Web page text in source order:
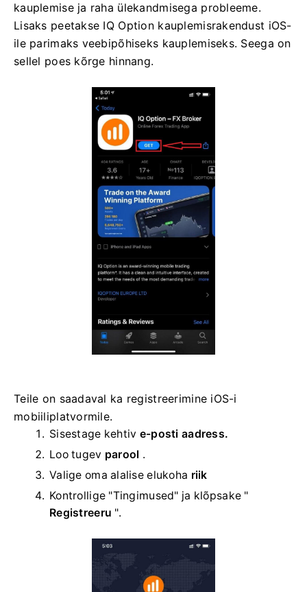
kauplemise ja raha ülekandmisega probleeme.
Lisaks peetakse IQ Option kauplemisrakendust iOS-
ile parimaks veebipõhiseks kauplemiseks. Seega on
sellel poes kõrge hinnang.
Teile on saadaval ka registreerimine iOS-i
mobiiliplatvormile.
Sisestage kehtiv e-posti aadress.
Loo tugev parool .
Valige omaalalise elukoha riik
Kontrollige "Tingimused" ja klõpsake "
Registreeru ".